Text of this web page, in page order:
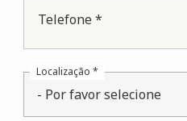
Telefone *
- Por favor selecione
Localização *